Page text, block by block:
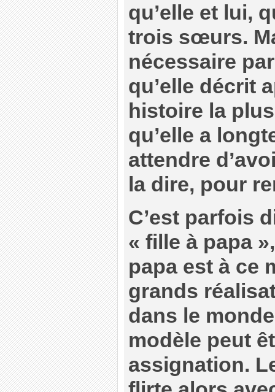
qu’elle et lui,
trois sœurs.
nécessaire
qu’elle décrit
histoire la
qu’elle a
attendre
la dire, pour
C’est parfois
« fille à papa
papa est à ce
grands
dans le
modèle peut
assignation.